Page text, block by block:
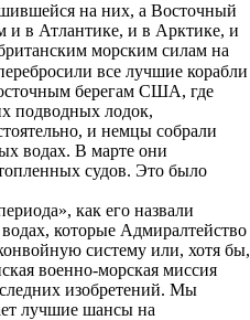
на них, а Восточный
и в Атлантике, и в Арктике, и
морским силам на
все лучшие корабли
берегам США, где
подводных лодок,
и немцы собрали
водах. В марте они
судов. Это было
как его назвали
которые Адмиралтейство
систему или, хотя бы,
военно-морская миссия
изобретений. Мы
лучшие шансы на